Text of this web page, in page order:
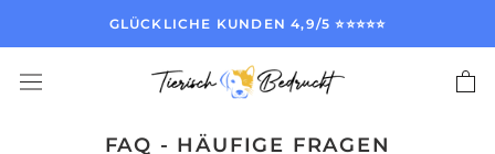
GLÜCKLICHE KUNDEN 4,9/5 ⭐️⭐️⭐️⭐️⭐️
FAQ - HÄUFIGE FRAGEN